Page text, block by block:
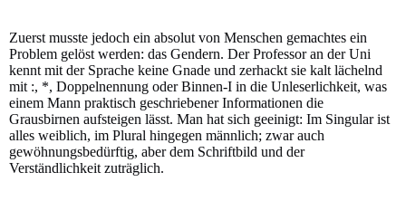
Zuerst musste jedoch ein absolut von Menschen gemachtes ein
Problem gelöst werden: das Gendern. Der Professor an der Uni
kennt mit der Sprache keine Gnade und zerhackt sie kalt lächelnd
mit :, *, Doppelnennung oder Binnen-I in die Unleserlichkeit, was
einem Mann praktisch geschriebener Informationen die
Grausbirnen aufsteigen lässt. Man hat sich geeinigt: Im Singular ist
alles weiblich, im Plural hingegen männlich; zwar auch
gewöhnungsbedürftig, aber dem Schriftbild und der
Verständlichkeit zuträglich.